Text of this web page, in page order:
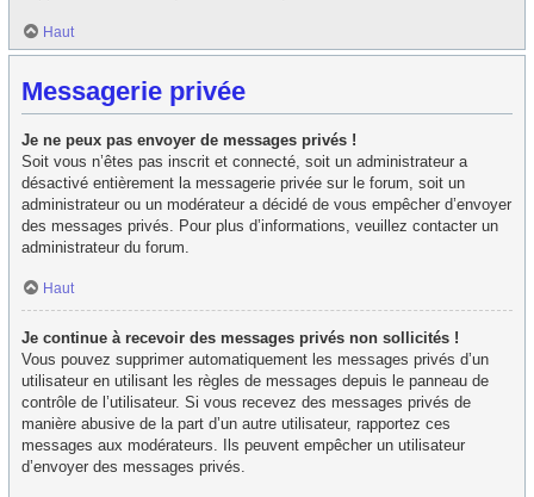
Haut
Messagerie privée
Je ne peux pas envoyer de messages privés !
Soit vous n’êtes pas inscrit et connecté, soit un administrateur a
désactivé entièrement la messagerie privée sur le forum, soit un
administrateur ou un modérateur a décidé de vous empêcher d’envoyer
des messages privés. Pour plus d’informations, veuillez contacter un
administrateur du forum.
Haut
Je continue à recevoir des messages privés non sollicités !
Vous pouvez supprimer automatiquement les messages privés d’un
utilisateur en utilisant les règles de messages depuis le panneau de
contrôle de l’utilisateur. Si vous recevez des messages privés de
manière abusive de la part d’un autre utilisateur, rapportez ces
messages aux modérateurs. Ils peuvent empêcher un utilisateur
d’envoyer des messages privés.